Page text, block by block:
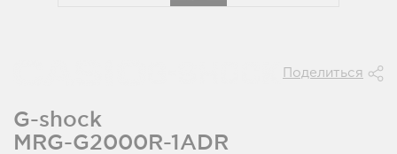
Поделиться
G-shock
MRG-G2000R-1ADR